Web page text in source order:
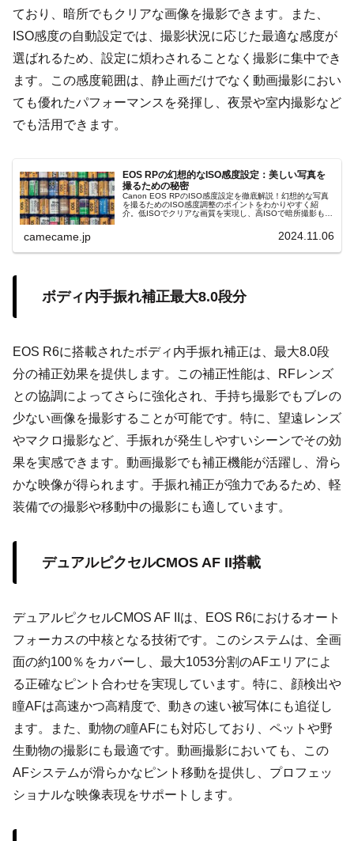
ており、暗所でもクリアな画像を撮影できます。また、
ISO感度の自動設定では、撮影状況に応じた最適な感度が
選ばれるため、設定に煩わされることなく撮影に集中でき
ます。この感度範囲は、静止画だけでなく動画撮影におい
ても優れたパフォーマンスを発揮し、夜景や室内撮影など
でも活用できます。
EOS RPの幻想的なISO感度設定：美しい写真を
撮るための秘密
Canon EOS RPのISO感度設定を徹底解説！幻想的な写真
を撮るためのISO感度調整のポイントをわかりやすく紹
介。低ISOでクリアな画質を実現し、高ISOで暗所撮影もス
アル設定を駆使して、状況に応じた最適な設定を探ること
で、EOS RPの性能を最大限に引き出します。
camecame.jp 2024.11.06
ボディ内手振れ補正最大8.0段分
EOS R6に搭載されたボディ内手振れ補正は、最大8.0段
分の補正効果を提供します。この補正性能は、RFレンズ
との協調によってさらに強化され、手持ち撮影でもブレの
少ない画像を撮影することが可能です。特に、望遠レンズ
やマクロ撮影など、手振れが発生しやすいシーンでその効
果を実感できます。動画撮影でも補正機能が活躍し、滑ら
かな映像が得られます。手振れ補正が強力であるため、軽
装備での撮影や移動中の撮影にも適しています。
デュアルピクセルCMOS AF II搭載
デュアルピクセルCMOS AF IIは、EOS R6におけるオート
フォーカスの中核となる技術です。このシステムは、全画
面の約100％をカバーし、最大1053分割のAFエリアによ
る正確なピント合わせを実現しています。特に、顔検出や
瞳AFは高速かつ高精度で、動きの速い被写体にも追従し
ます。また、動物の瞳AFにも対応しており、ペットや野
生動物の撮影にも最適です。動画撮影においても、この
AFシステムが滑らかなピント移動を提供し、プロフェッ
ショナルな映像表現をサポートします。